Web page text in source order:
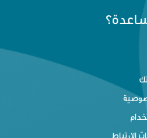
الإرتباط